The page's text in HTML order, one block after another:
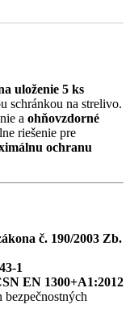
uloženie 5 ks
schránkou na strelivo.
a ohňovzdorné
riešenie pre
ochranu
č. 190/2003 Zb.
1
EN 1300+A1:2012